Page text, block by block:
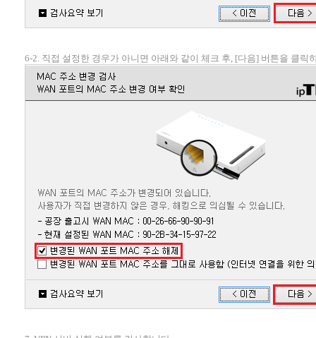
6-2. 직접 설정한 경우가 아니면 아래와 같이 체크 후, [다음] 버튼을 클릭